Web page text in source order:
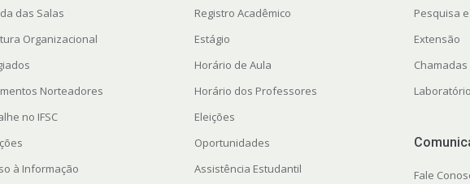
das Salas
Organizacional
Norteadores
no IFSC
à Informação
Registro Acadêmico
Estágio
Horário de Aula
Horário dos Professores
Eleições
Oportunidades
Assistência Estudantil
Pesquisa
Extensão
Fale